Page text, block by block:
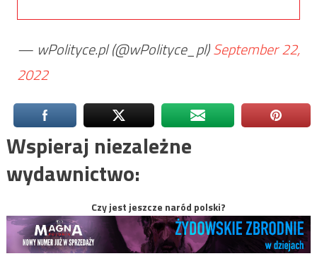
— wPolityce.pl (@wPolityce_pl)September 22,
2022
Wspieraj niezależne
wydawnictwo:
Czy jest jeszcze naród polski?